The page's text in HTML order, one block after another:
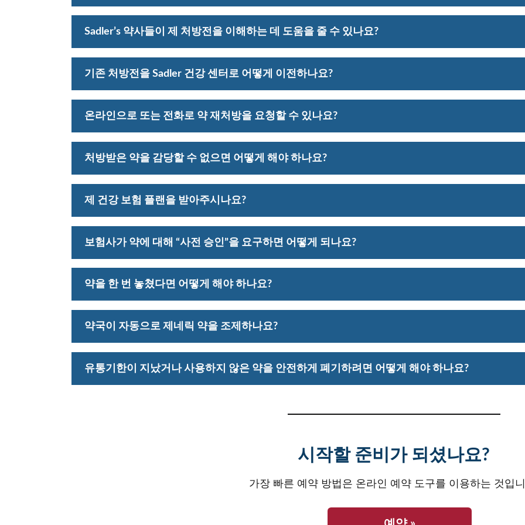
네. 저희 약사들은 처방전 재처방을 도와드리고 치료의 연속성을 보장하는 데 도움을 드립니다.
Sadler’s 약사들이 제 처방전을 이해하는 데 도움을 줄 수 있나요?
네. 환자들이 치료 계획에 대해 자신감을 가질 수 있도록 약물 지침을 명확히 설명하는 데 시간
기존 처방전을 Sadler 건강 센터로 어떻게 이전하나요?
편입은 정말 간단합니다. 현재 약국 이름, 전화번호, 그리고 이동을 원하는 약품 이름과 함께 약
온라인으로 또는 전화로 약 재처방을 요청할 수 있나요?
물론입니다. 편리한 휴대폰 리필 시스템과 디지털 옵션을 제공하여 언제든지 리필을 요청할 수
처방받은 약을 감당할 수 없으면 어떻게 해야 하나요?
약국 직원과 직접 상담해 주시기 바랍니다. 연방 인증 건강 센터(FQHC)로서 우리는 특별 연방
제 건강 보험 플랜을 받아주시나요?
저희는 메디케이드, 메디케어 및 대부분의 주요 민간 상업 보험 제공자를 포함한 다양한 보험
보험사가 약에 대해 “사전 승인”을 요구하면 어떻게 되나요?
저희 약국은 새들러의 의료 제공자와 완전히 통합되어 있어, 약국 팀이 이러한 요구사항을 즉
약을 한 번 놓쳤다면 어떻게 해야 하나요?
복용을 놓쳤다면 저희 약국 팀에 연락해 주시기 바라며, 의료 전문가의 지시 없이는 절대 약을
약국이 자동으로 제네릭 약을 조제하나요?
안전하고 FDA 승인을 받은 제네릭 동등품이 처방전으로 나올 때, 비용 절감을 극대화하기 위해
유통기한이 지났거나 사용하지 않은 약을 안전하게 폐기하려면 어떻게 해야 하나요?
시작할 준비가 되셨나요?
가장 빠른 예약 방법은 온라인 예약 도구를 이용하는 것입